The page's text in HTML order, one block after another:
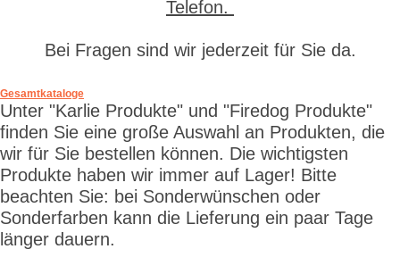
Telefon.
Bei Fragen sind wir jederzeit für Sie da.
Gesamtkataloge
Unter "Karlie Produkte" und "Firedog Produkte"
finden Sie eine große Auswahl an Produkten, die
wir für Sie bestellen können. Die wichtigsten
Produkte haben wir immer auf Lager! Bitte
beachten Sie: bei Sonderwünschen oder
Sonderfarben kann die Lieferung ein paar Tage
länger dauern.